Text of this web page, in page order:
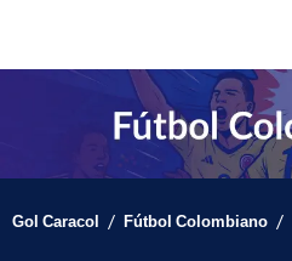
Gol Caracol / Fútbol Colombiano /